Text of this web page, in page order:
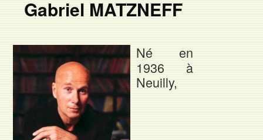
Gabriel MATZNEFF
Né en
1936 à
Neuilly,